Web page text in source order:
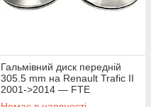
Гальмівний диск передній
305.5 mm на Renault Trafic II
2001->2014 — FTE
(Німеччина) - BS5469